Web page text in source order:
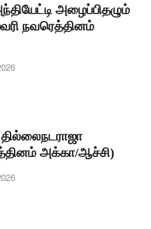
அழைப்பிதழும்
நவரெத்தினம்
அக்கா/ஆச்சி)